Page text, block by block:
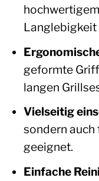
geformte
langen
Vielseitig
sondern
geeignet.
Einfache